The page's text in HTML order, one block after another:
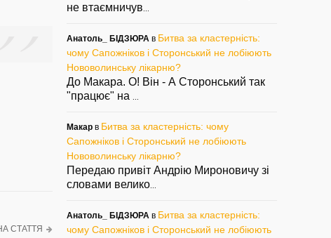
СТАТТЯ
не втаємничув
Анатоль_ БІДЗЮРА в Битва за кластерність:
чому Сапожніков і Сторонський не лобіюють
Нововолинську лікарню?
До Макара. О! Він - А Сторонський так
"працює" на
Макар в Битва за кластерність: чому
Сапожніков і Сторонський не лобіюють
Нововолинську лікарню?
Передаю привіт Андрію Мироновичу зі
словами велико
Анатоль_ БІДЗЮРА в Битва за кластерність:
чому Сапожніков і Сторонський не лобіюють